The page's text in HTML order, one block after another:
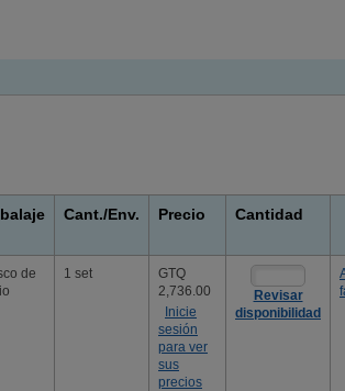
Cant./Env. Precio Cantidad
de
1 set
GTQ
2,736.00
Inicie
sesión
para ver
sus
precios
Revisar
disponibilidad